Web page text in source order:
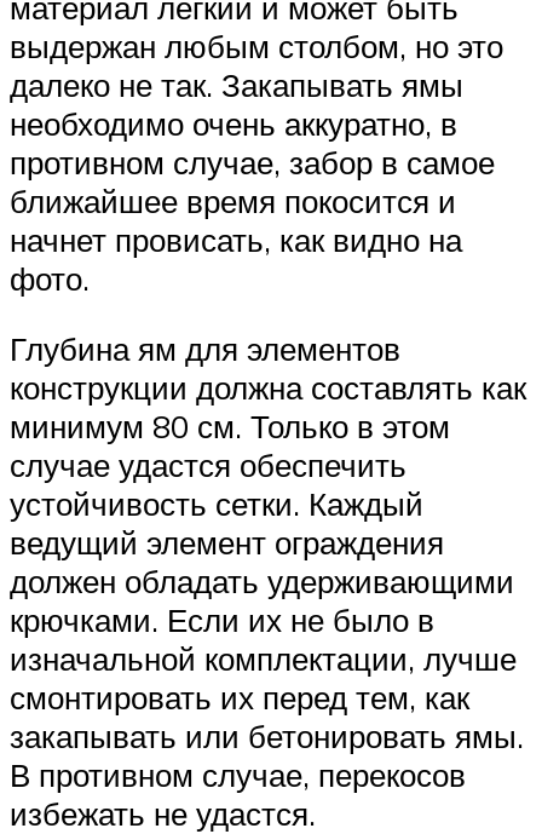
выдержан любым столбом, но это
далеко не так. Закапывать ямы
необходимо очень аккуратно, в
противном случае, забор в самое
ближайшее время покосится и
начнет провисать, как видно на
фото.
Глубина ям для элементов
конструкции должна составлять как
минимум 80 см. Только в этом
случае удастся обеспечить
устойчивость сетки. Каждый
ведущий элемент ограждения
должен обладать удерживающими
крючками. Если их не было в
изначальной комплектации, лучше
смонтировать их перед тем, как
закапывать или бетонировать ямы.
В противном случае, перекосов
избежать не удастся.